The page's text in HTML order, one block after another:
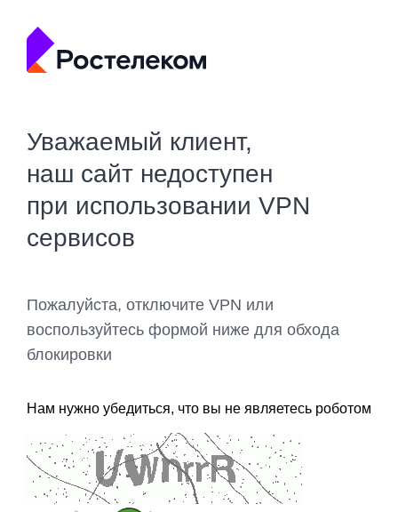
Уважаемый клиент,
наш сайт недоступен
при использовании VPN
сервисов
Пожалуйста, отключите VPN или
воспользуйтесь формой ниже для обхода
блокировки
Нам нужно убедиться, что вы не являетесь роботом